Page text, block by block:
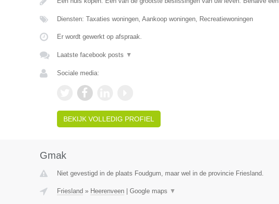
Diensten: Taxaties woningen, Aankoop woningen, Recreatiewoningen
Er wordt gewerkt op afspraak.
Laatste facebook posts ▼
Sociale media:
BEKIJK VOLLEDIG PROFIEL
Gmak
Niet gevestigd in de plaats Foudgum, maar wel in de provincie Friesland.
Friesland » Heerenveen| Google maps ▼